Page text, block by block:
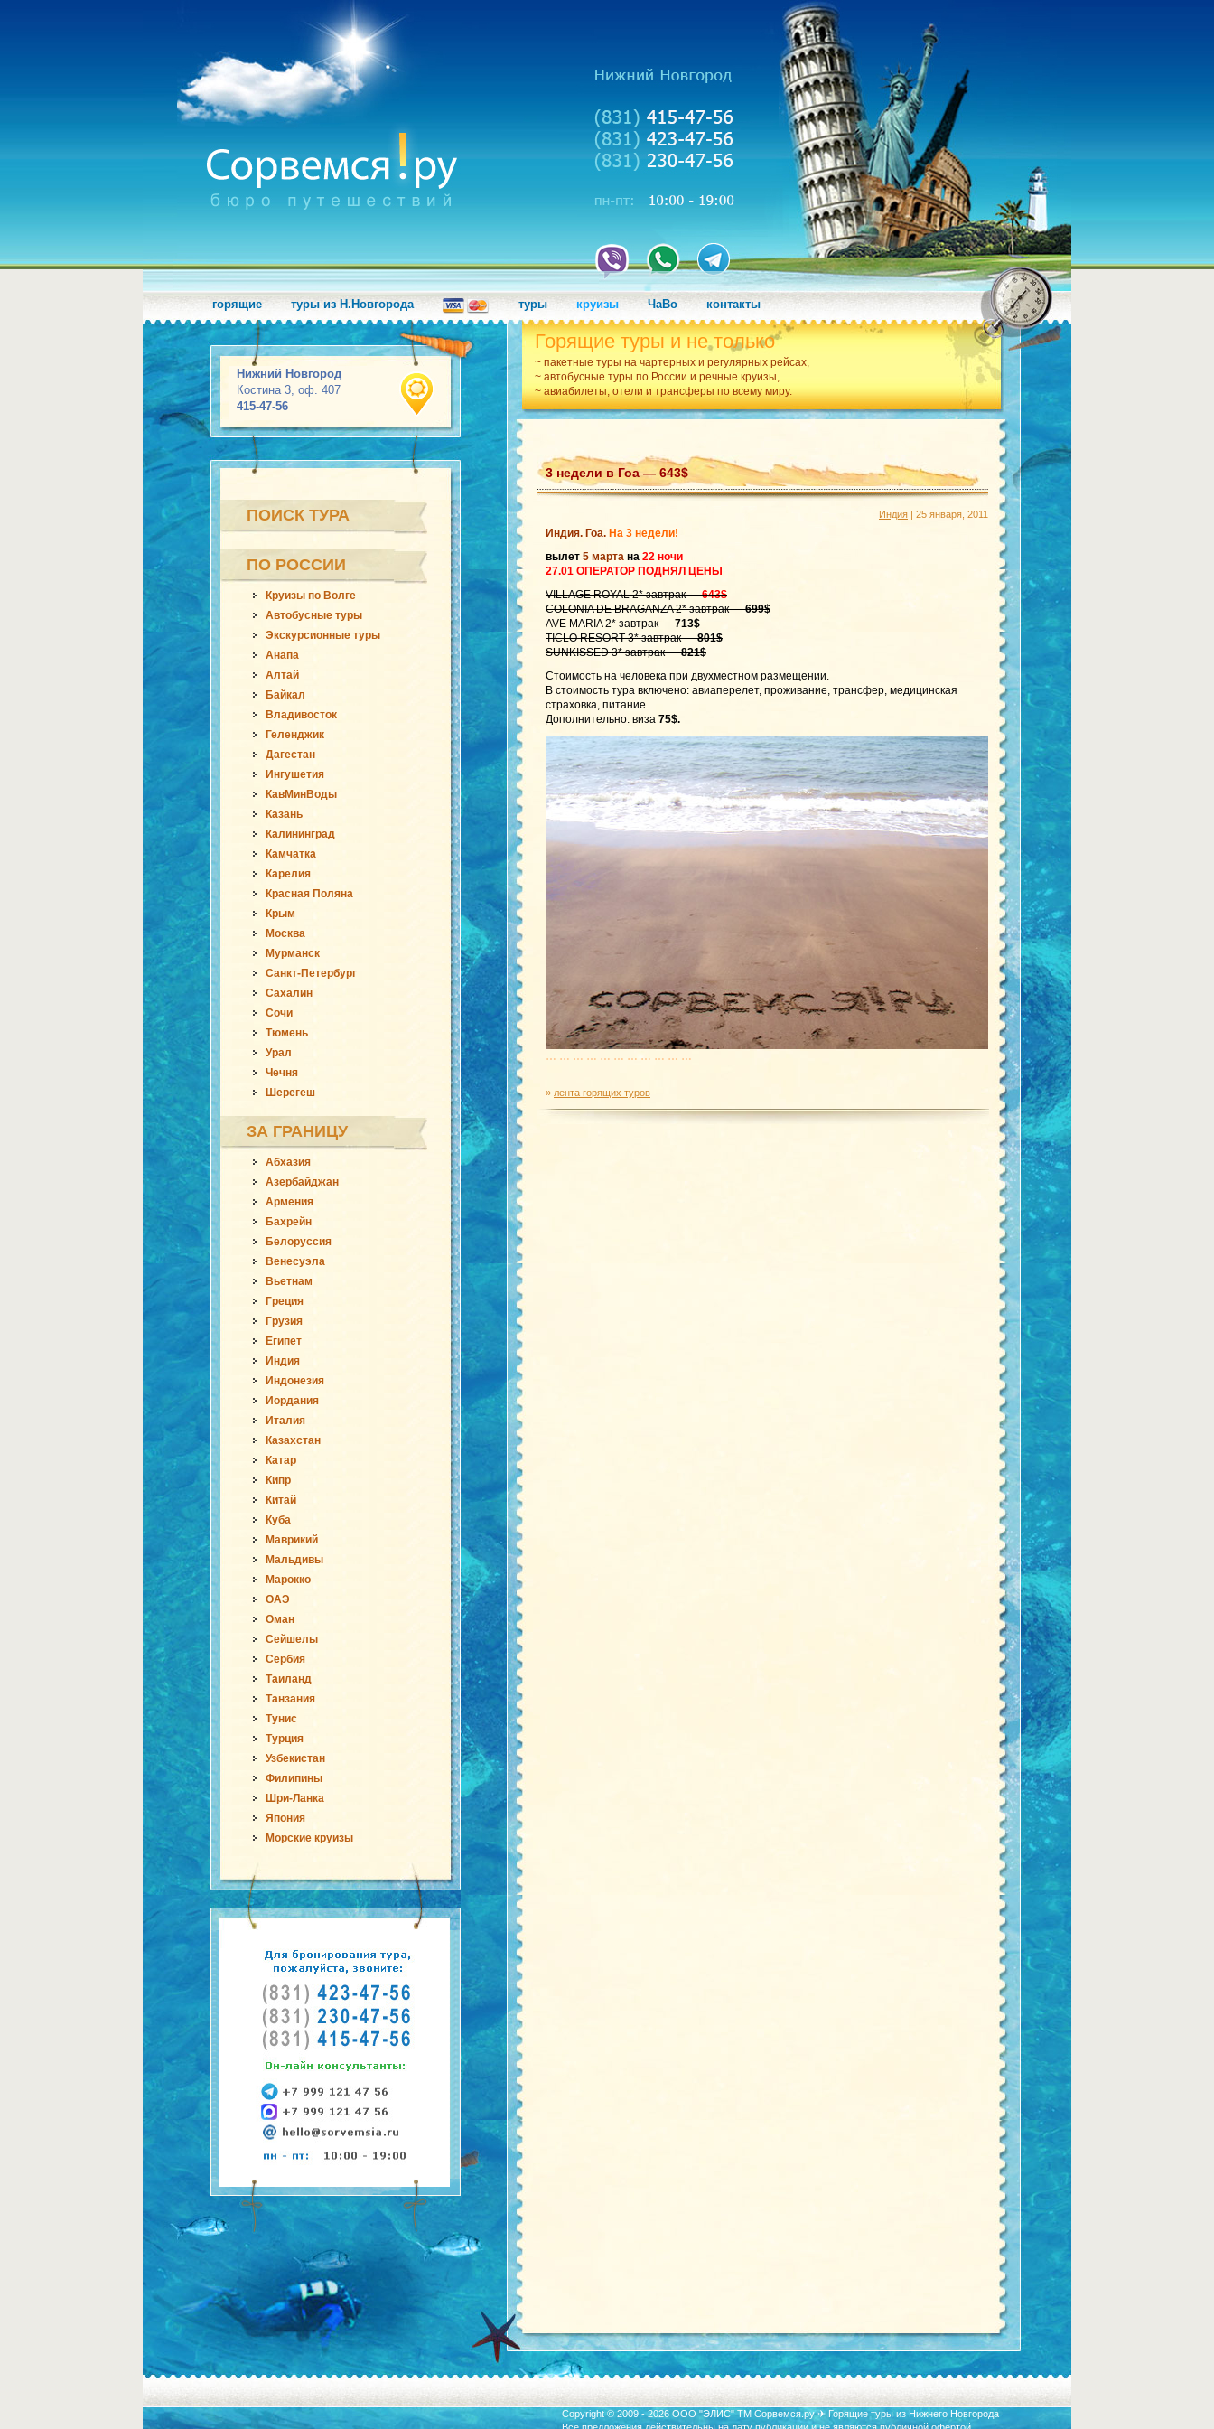
горящие туры из Н.Новгорода туры круизы ЧаВо контакты
Нижний Новгород
Костина 3, оф. 407
415-47-56
Горящие туры и не только
~ пакетные туры на чартерных и регулярных рейсах,
~ автобусные туры по России и речные круизы,
~ авиабилеты, отели и трансферы по всему миру.
ПОИСК ТУРА
ПО РОССИИ
Круизы по Волге
Автобусные туры
Экскурсионные туры
Анапа
Алтай
Байкал
Владивосток
Геленджик
Дагестан
Ингушетия
КавМинВоды
Казань
Калининград
Камчатка
Карелия
Красная Поляна
Крым
Москва
Мурманск
Санкт-Петербург
Сахалин
Сочи
Тюмень
Урал
Чечня
Шерегеш
ЗА ГРАНИЦУ
Абхазия
Азербайджан
Армения
Бахрейн
Белоруссия
Венесуэла
Вьетнам
Греция
Грузия
Египет
Индия
Индонезия
Иордания
Италия
Казахстан
Катар
Кипр
Китай
Куба
Маврикий
Мальдивы
Марокко
ОАЭ
Оман
Сейшелы
Сербия
Таиланд
Танзания
Тунис
Турция
Узбекистан
Филипины
Шри-Ланка
Япония
Морские круизы
3 недели в Гоа — 643$
Индия | 25 января, 2011
Индия. Гоа. На 3 недели!
вылет 5 марта на 22 ночи
27.01 ОПЕРАТОР ПОДНЯЛ ЦЕНЫ
VILLAGE ROYAL 2* завтрак —643$
COLONIA DE BRAGANZA 2* завтрак —699$
AVE MARIA 2* завтрак —713$
TICLO RESORT 3* завтрак —801$
SUNKISSED 3* завтрак —821$
Стоимость на человека при двухместном размещении.
В стоимость тура включено: авиаперелет, проживание, трансфер, медицинская
страховка, питание.
Дополнительно: виза 75$.
… … … … … … … … … … …
» лента горящих туров
Copyright © 2009 - 2026 ООО "ЭЛИС" ТМ Сорвемся.ру ✈ Горящие туры из Нижнего Новгорода